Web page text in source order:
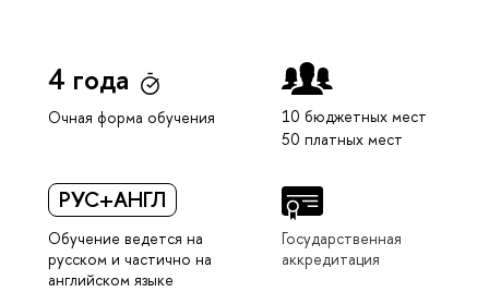
4 года
Очная форма обучения
10 бюджетных мест
50 платных мест
РУС+АНГЛ
Обучение ведется на
русском и частично на
английском языке
Государственная
аккредитация